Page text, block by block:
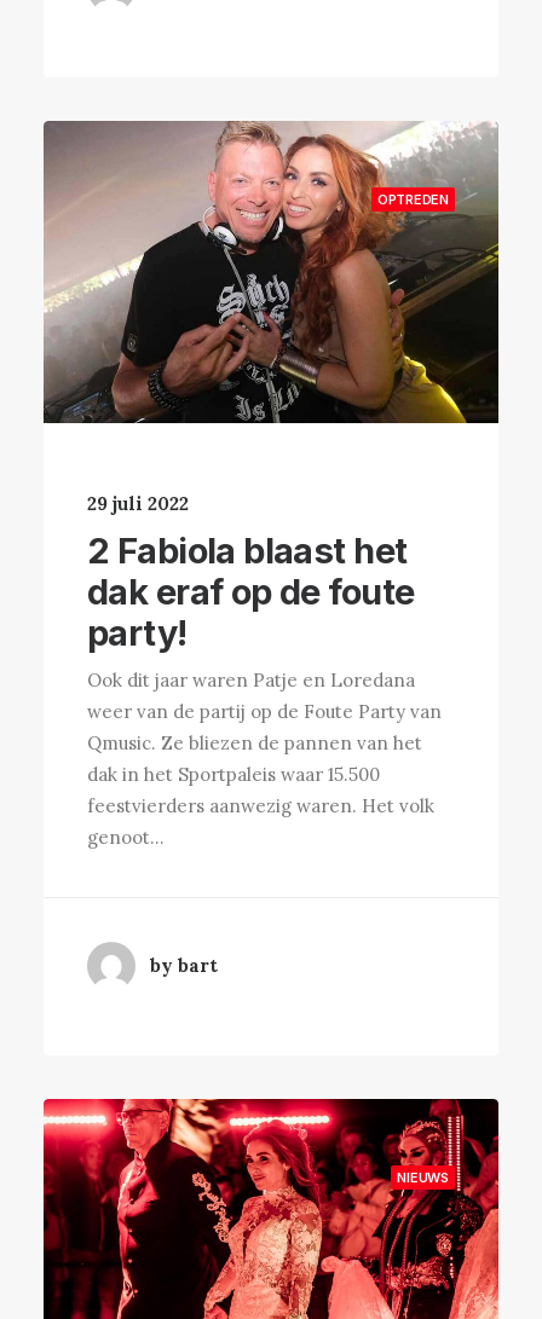
OPTREDEN
29 juli 2022
2 Fabiola blaast het
dak eraf op de foute
party!
Ook dit jaar waren Patje en Loredana
weer van de partij op de Foute Party van
Qmusic. Ze bliezen de pannen van het
dak in het Sportpaleis waar 15.500
feestvierders aanwezig waren. Het volk
genoot…
by bart
NIEUWS